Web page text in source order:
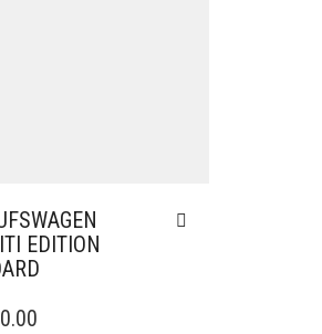
EDITION